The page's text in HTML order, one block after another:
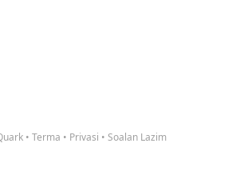
• Terma • Privasi • Soalan Lazim